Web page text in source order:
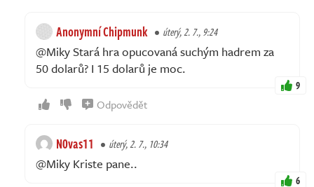
Anonymní Chipmunk úterý, 2. 7., 9:24
@Miky Stará hra opucovaná suchým hadrem za
50 dolarů? I 15 dolarů je moc.
9
Odpovědět
N0vas11 úterý, 2. 7., 10:34
@Miky Kriste pane..
6